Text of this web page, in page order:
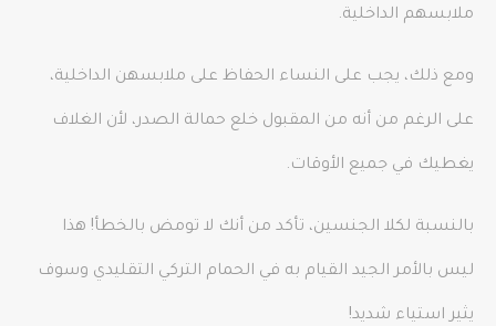
ملابسهم الداخلية.
ومع ذلك، يجب على النساء الحفاظ على ملابسهن الداخلية،
على الرغم من أنه من المقبول خلع حمالة الصدر، لأن الغلاف
يغطيك في جميع الأوقات.
بالنسبة لكلا الجنسين، تأكد من أنك لا تومض بالخطأ! هذا
ليس بالأمر الجيد القيام به في الحمام التركي التقليدي وسوف
يثير استياء شديد!